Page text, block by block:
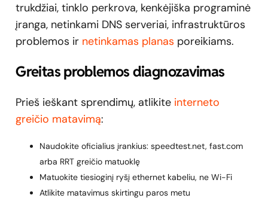
trukdžiai, tinklo perkrova, kenkėjiška programinė
įranga, netinkami DNS serveriai, infrastruktūros
problemos ir netinkamas planas poreikiams.
Greitas problemos diagnozavimas
Prieš ieškant sprendimų, atlikite interneto
greičio matavimą:
Naudokite oficialius įrankius: speedtest.net, fast.com
arba RRT greičio matuoklę
Matuokite tiesioginį ryšį ethernet kabeliu, ne Wi-Fi
Atlikite matavimus skirtingu paros metu